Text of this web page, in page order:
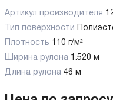
Артикул производителя
Тип поверхности
Плотность 110 г/м²
Ширина рулона 1.520 м
Длина рулона 46 м